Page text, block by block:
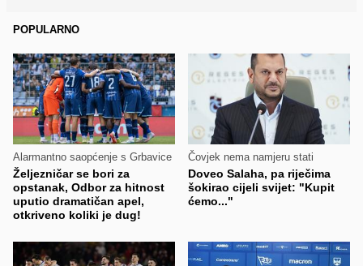
POPULARNO
Alarmantno saopćenje s Grbavice
Željezničar se bori za
opstanak, Odbor za hitnost
uputio dramatičan apel,
otkriveno koliki je dug!
Čovjek nema namjeru stati
Doveo Salaha, pa riječima
šokirao cijeli svijet: "Kupit
ćemo..."